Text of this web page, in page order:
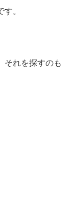
。
それを探すのも